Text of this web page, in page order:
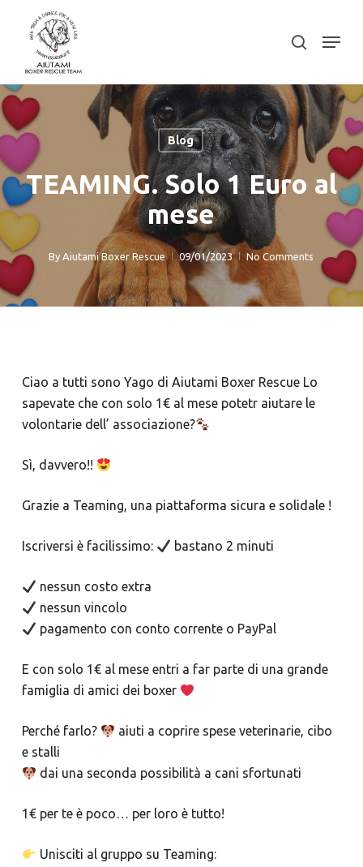
content
search
Menu
Blog
TEAMING. Solo 1 Euro al
mese
By Aiutami Boxer Rescue 09/01/2023 No Comments
Ciao a tutti sono Yago di Aiutami Boxer Rescue Lo
sapevate che con solo 1€ al mese potetr aiutare le
volontarie dell’ associazione?
Sì, davvero!!
Grazie a Teaming, una piattaforma sicura e solidale !
Iscriversi è facilissimo: bastano 2 minuti
nessun costo extra
nessun vincolo
pagamento con conto corrente o PayPal
E con solo 1€ al mese entri a far parte di una grande
famiglia di amici dei boxer
Perché farlo?
aiuti a coprire spese veterinarie, cibo
e stalli
dai una seconda possibilità a cani sfortunati
1€ per te è poco… per loro è tutto!
Unisciti al gruppo su Teaming:
Close